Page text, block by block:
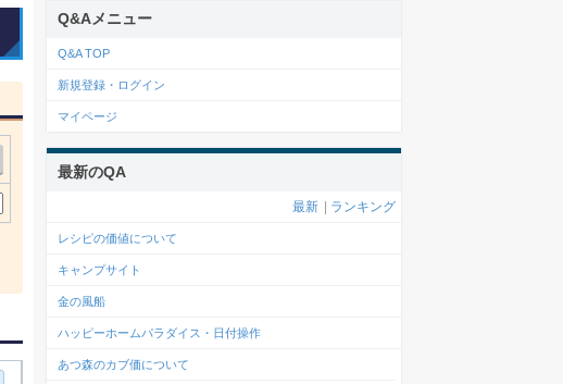
Q&Aメニュー
Q&A TOP
新規登録・ログイン
マイページ
最新のQA
最新 ランキング
レシピの価値について
キャンプサイト
金の風船
ハッピーホームパラダイス・日付操作
あつ森のカブ価について